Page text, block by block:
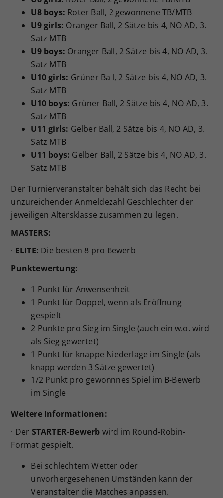
U8 boys: Roter Ball, 2 gewonnene TB/MTB
U9 girls: Oranger Ball, 2 Sätze bis 4, NO AD, 3.
Satz MTB
U9 boys: Oranger Ball, 2 Sätze bis 4, NO AD, 3.
Satz MTB
U10 girls: Grüner Ball, 2 Sätze bis 4, NO AD, 3.
Satz MTB
U10 boys: Grüner Ball, 2 Sätze bis 4, NO AD, 3.
Satz MTB
U11 girls: Gelber Ball, 2 Sätze bis 4, NO AD, 3.
Satz MTB
U11 boys: Gelber Ball, 2 Sätze bis 4, NO AD, 3.
Satz MTB
Der Turnierveranstalter behält sich das Recht bei
unzureichender Anmeldezahl Geschlechter der
jeweiligen Altersklasse zusammen zu legen.
MASTERS:
· ELITE: Die besten 8 pro Bewerb
Punktewertung:
1 Punkt für Anwensenheit
1 Punkt für Doppel, wenn als Eröffnung
gespielt
2 Punkte pro Sieg im Single (auch ein w.o. wird
als Sieg gewertet)
1 Punkt für knappe Niederlage im Single (als
knapp werden 3 Sätze gewertet)
1/2 Punkt pro gewonnnes Spiel im B-Bewerb
im Single
Weitere Informationen:
· Der STARTER-Bewerb wird im Round-Robin-
Format gespielt.
Bei schlechtem Wetter oder
unvorhergesehenen Umständen kann der
Veranstalter die Matches anpassen.